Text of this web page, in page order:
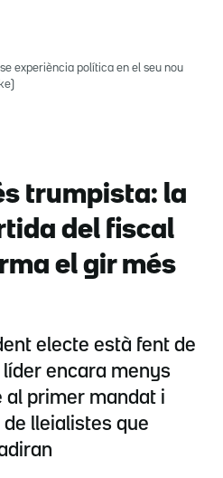
experiència política en el seu nou
trumpista: la
del fiscal
el gir més
electe està fent de
encara menys
al primer mandat i
lleialistes que